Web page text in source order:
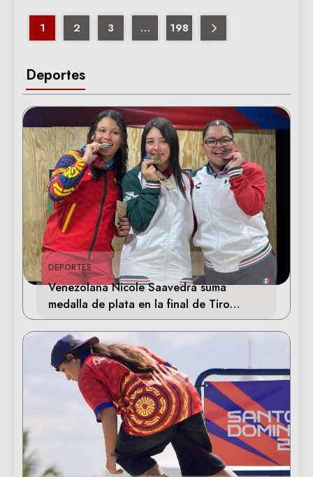
Deportes
DEPORTES
Venezolana Nicole Saavedra suma
medalla de plata en la final de Tiro
Deportivo
1 2 3 … 198